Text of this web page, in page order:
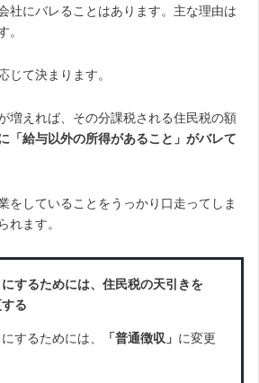
社にバレることはあります。主な理由は
。
じて決まります。
増えれば、その分課税される住民税の額
「給与以外の所得があること」がバレて
をしていることをうっかり口走ってしま
れます。
するためには、住民税の天引きを
る
するためには、 「普通徴収」 に変更